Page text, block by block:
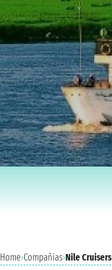
Home›Compañías›Nile Cruisers